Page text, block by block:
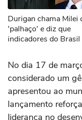
Durigan chama Milei
'palhaço' e diz que
indicadores do Brasil
Argentina
No dia 17 de
considerado um
apresentou ao
lançamento
liderança no